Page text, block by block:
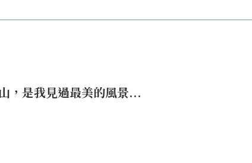
，是我見過最美的風景...